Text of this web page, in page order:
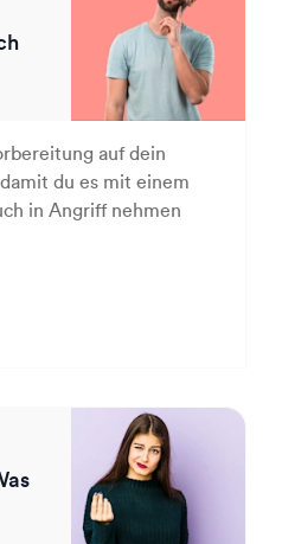
auf dein
du es mit einem
in Angriff nehmen